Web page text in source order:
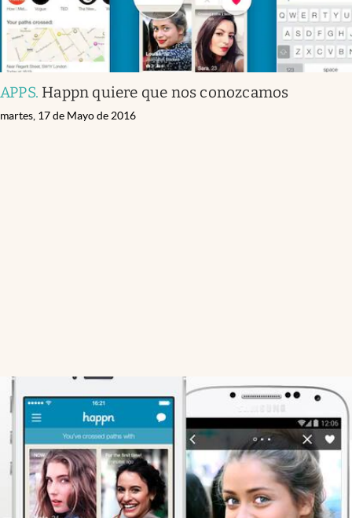
APPS. Happn quiere que nos conozcamos
martes, 17 de Mayo de 2016